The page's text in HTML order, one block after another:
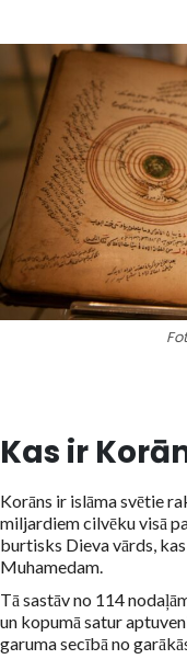
Kas ir
Korāns ir islāma svētie
miljardiem cilvēku visā
burtisks Dieva vārds,
Muhamedam.
Tā sastāv no 114
un kopumā satur
garuma secībā no